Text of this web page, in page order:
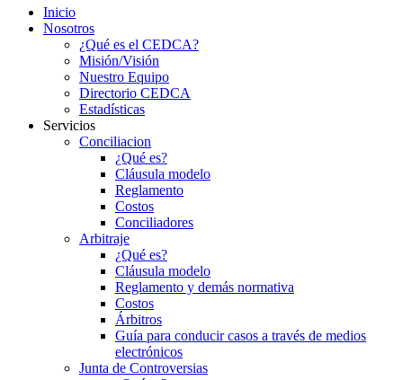
Inicio
Nosotros
¿Qué es el CEDCA?
Misión/Visión
Nuestro Equipo
Directorio CEDCA
Estadísticas
Servicios
Conciliacion
¿Qué es?
Cláusula modelo
Reglamento
Costos
Conciliadores
Arbitraje
¿Qué es?
Cláusula modelo
Reglamento y demás normativa
Costos
Árbitros
Guía para conducir casos a través de medios
electrónicos
Junta de Controversias